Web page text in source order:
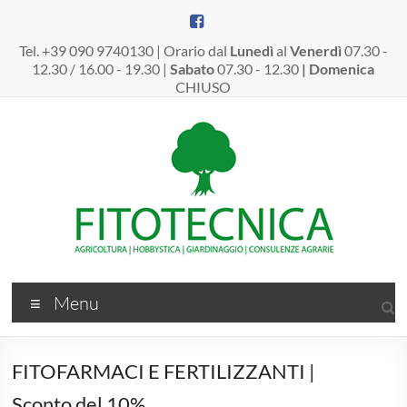
contenuto
Tel. +39 090 9740130 | Orario dal Lunedì al Venerdì 07.30 -
12.30 / 16.00 - 19.30 |Sabato07.30 - 12.30 | Domenica
CHIUSO
Fitotecnica
Srl
–
Dal
Menu
FITOFARMACI E FERTILIZZANTI |